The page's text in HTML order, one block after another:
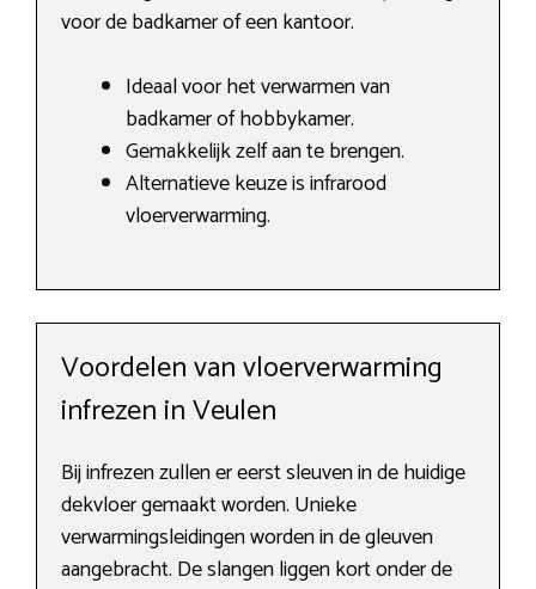
voor de badkamer of een kantoor.
Ideaal voor het verwarmen van
badkamer of hobbykamer.
Gemakkelijk zelf aan te brengen.
Alternatieve keuze is infrarood
vloerverwarming.
Voordelen van vloerverwarming
infrezen in Veulen
Bij infrezen zullen er eerst sleuven in de huidige
dekvloer gemaakt worden. Unieke
verwarmingsleidingen worden in de gleuven
aangebracht. De slangen liggen kort onder de